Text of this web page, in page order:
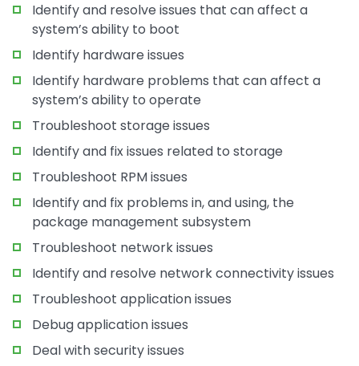
Identify and resolve issues that can affect a
system’s ability to boot
Identify hardware issues
Identify hardware problems that can affect a
system’s ability to operate
Troubleshoot storage issues
Identify and fix issues related to storage
Troubleshoot RPM issues
Identify and fix problems in, and using, the
package management subsystem
Troubleshoot network issues
Identify and resolve network connectivity issues
Troubleshoot application issues
Debug application issues
Deal with security issues